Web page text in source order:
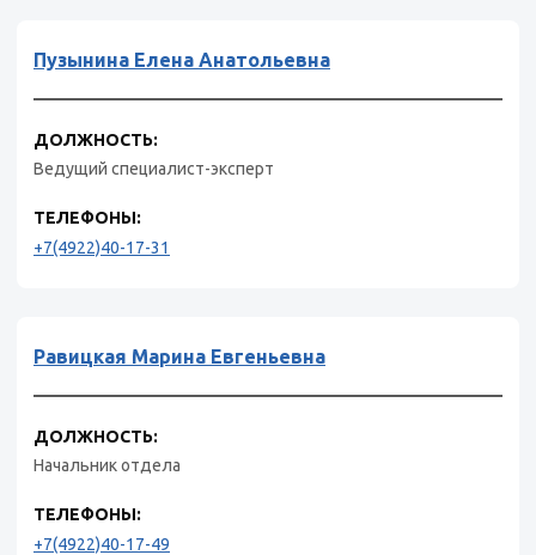
Пузынина Елена Анатольевна
ДОЛЖНОСТЬ:
Ведущий специалист-эксперт
ТЕЛЕФОНЫ:
+7(4922)40-17-31
Равицкая Марина Евгеньевна
ДОЛЖНОСТЬ:
Начальник отдела
ТЕЛЕФОНЫ:
+7(4922)40-17-49